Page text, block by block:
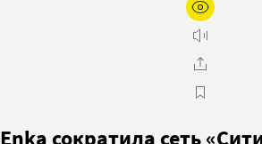
Enka сократила сеть